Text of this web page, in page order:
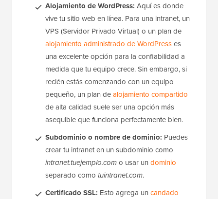
Alojamiento de WordPress: Aquí es donde
vive tu sitio web en línea. Para una intranet, un
VPS (Servidor Privado Virtual) o un plan de
alojamiento administrado de WordPresses
una excelente opción para la confiabilidad a
medida que tu equipo crece. Sin embargo, si
recién estás comenzando con un equipo
pequeño, un plan dealojamiento compartido
de alta calidad suele ser una opción más
asequible que funciona perfectamente bien.
Subdominio o nombre de dominio: Puedes
crear tu intranet en un subdominio como
intranet.tuejemplo.como usar un dominio
separado como tuintranet.com.
Certificado SSL: Esto agrega un candado